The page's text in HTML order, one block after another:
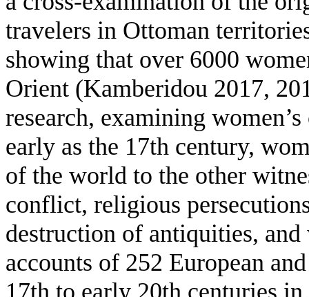
travelers in Ottoman
showing that over 6000
Orient (Kamberidou 2017,
research, examining
early as the 17th century,
of the world to the other
conflict, religious
destruction of antiquities,
accounts of 252 European
17th to early 20th centuries